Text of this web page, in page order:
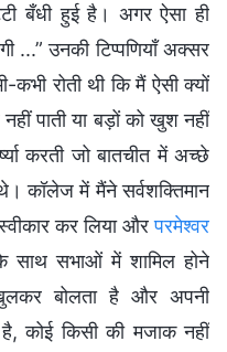
बँधी हुई है। अगर ऐसा ही
...” उनकी टिप्पणियाँ अक्सर
कभी रोती थी कि मैं ऐसी क्यों
पाती या बड़ों को खुश नहीं
करती जो बातचीत में अच्छे
कॉलेज में मैंने सर्वशक्तिमान
कर लिया औरपरमेश्वर
साथ सभाओं में शामिल होने
बोलता है और अपनी
कोई किसी की मजाक नहीं